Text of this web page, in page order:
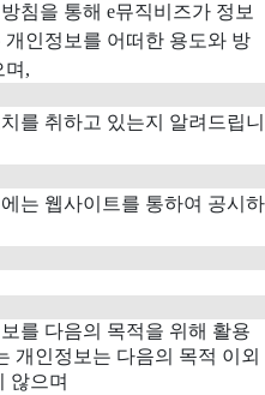
침을 통해 e뮤직비즈가 정보
인정보를 어떠한 용도와 방
며,
를 취하고 있는지 알려드립니
는 웹사이트를 통하여 공시하
를 다음의 목적을 위해 활용
개인정보는 다음의 목적 이외
않으며